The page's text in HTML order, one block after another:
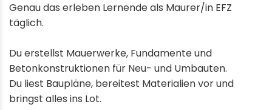
Genau das erleben Lernende als Maurer/in EFZ
täglich.
Du erstellst Mauerwerke, Fundamente und
Betonkonstruktionen für Neu- und Umbauten.
Du liest Baupläne, bereitest Materialien vor und
bringst alles ins Lot.